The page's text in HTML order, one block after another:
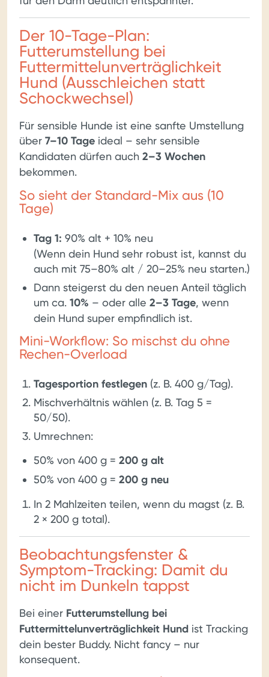
Der 10-Tage-Plan:
Futterumstellung bei
Futtermittelunverträglichkeit
Hund (Ausschleichen statt
Schockwechsel)
Für sensible Hunde ist eine sanfte Umstellung
über 7–10 Tage ideal – sehr sensible
Kandidaten dürfen auch 2–3 Wochen
bekommen.
So sieht der Standard-Mix aus (10
Tage)
Tag 1: 90% alt + 10% neu
(Wenn dein Hund sehr robust ist, kannst du
auch mit 75–80% alt / 20–25% neu starten.)
Dann steigerst du den neuen Anteil täglich
um ca. 10% – oder alle 2–3 Tage, wenn
dein Hund super empfindlich ist.
Mini-Workflow: So mischst du ohne
Rechen-Overload
Tagesportion festlegen (z. B. 400 g/Tag).
Mischverhältnis wählen (z. B. Tag 5 =
50/50).
Umrechnen:
50% von 400 g = 200 g alt
50% von 400 g = 200 g neu
In 2 Mahlzeiten teilen, wenn du magst (z. B.
2 × 200 g total).
Beobachtungsfenster &
Symptom-Tracking: Damit du
nicht im Dunkeln tappst
Bei einer Futterumstellung bei
Futtermittelunverträglichkeit Hund ist Tracking
dein bester Buddy. Nicht fancy – nur
konsequent.